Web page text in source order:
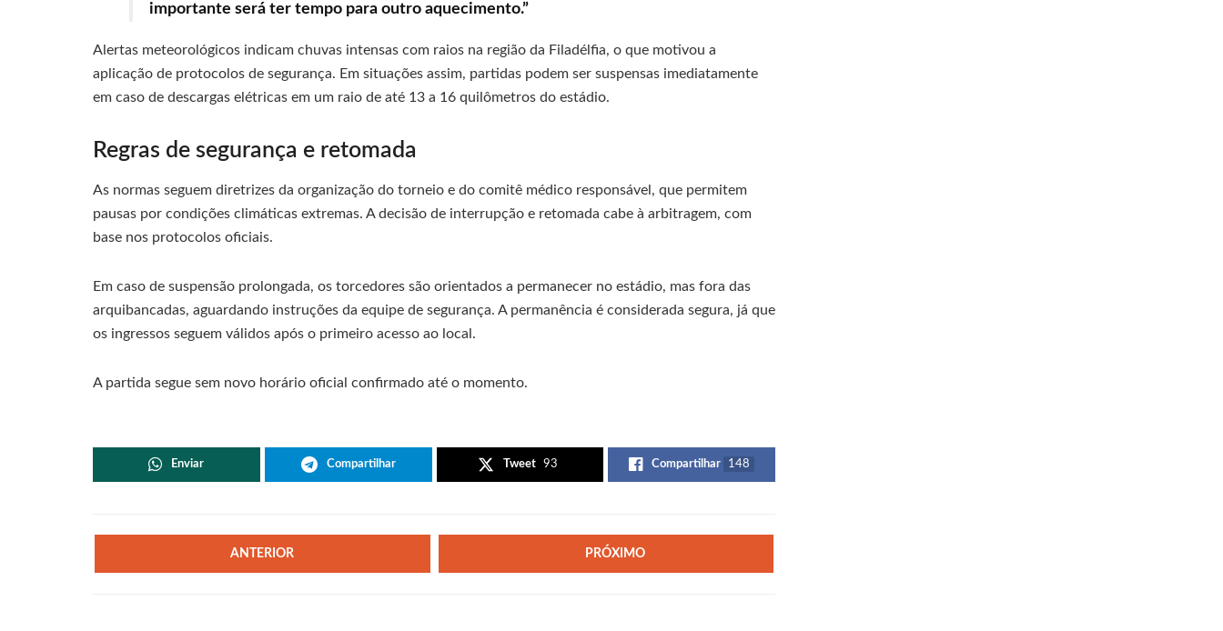
importante será ter tempo para outro aquecimento.”
Alertas meteorológicos indicam chuvas intensas com raios na região da Filadélfia, o que motivou a
aplicação de protocolos de segurança. Em situações assim, partidas podem ser suspensas imediatamente
em caso de descargas elétricas em um raio de até 13 a 16 quilômetros do estádio.
Regras de segurança e retomada
As normas seguem diretrizes da organização do torneio e do comitê médico responsável, que permitem
pausas por condições climáticas extremas. A decisão de interrupção e retomada cabe à arbitragem, com
base nos protocolos oficiais.
Em caso de suspensão prolongada, os torcedores são orientados a permanecer no estádio, mas fora das
arquibancadas, aguardando instruções da equipe de segurança. A permanência é considerada segura, já que
os ingressos seguem válidos após o primeiro acesso ao local.
A partida segue sem novo horário oficial confirmado até o momento.
Enviar Compartilhar Tweet 93 Compartilhar 148
ANTERIOR PRÓXIMO